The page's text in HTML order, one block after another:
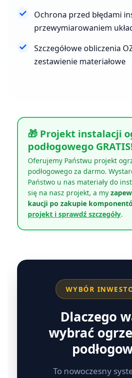
Ochrona przed błędami
przewymiarowaniem
Szczegółowe obliczenia
zestawienie materiałowe
🎁 Projekt instalacji
podłogowego
Oferujemy Państwu projekt
podłogowego za darmo.
Państwo u nas materiały do
się na nasz projekt, a my
kaucji po zakupie
projekt i sprawdź szczegóły.
WYBÓR
Dlaczego
wybrać
To nowoczesny